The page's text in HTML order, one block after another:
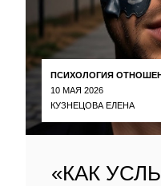
ПСИХОЛОГИЯ
10 МАЯ 2026
КУЗНЕЦОВА ЕЛЕНА
«КАК